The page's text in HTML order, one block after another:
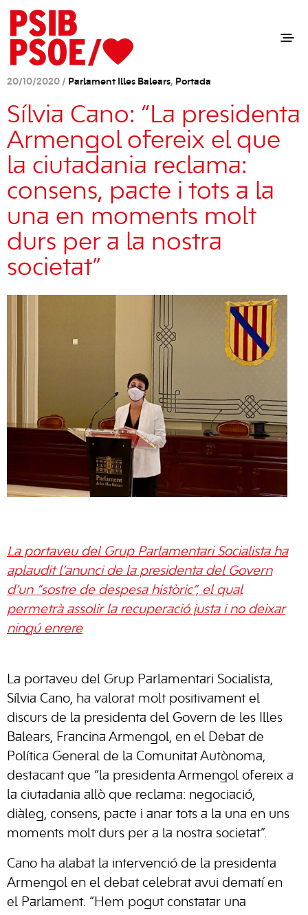
20/10/2020 / Parlament Illes Balears, Portada
Sílvia Cano: “La presidenta
Armengol ofereix el que
la ciutadania reclama:
consens, pacte i tots a la
una en moments molt
durs per a la nostra
societat”
La portaveu del Grup Parlamentari Socialista ha
aplaudit l’anunci de la presidenta del Govern
d’un “sostre de despesa històric”, el qual
permetrà assolir la recuperació justa i no deixar
ningú enrere
La portaveu del Grup Parlamentari Socialista,
Sílvia Cano, ha valorat molt positivament el
discurs de la presidenta del Govern de les Illes
Balears, Francina Armengol, en el Debat de
Política General de la Comunitat Autònoma,
destacant que “la presidenta Armengol ofereix a
la ciutadania allò que reclama: negociació,
diàleg, consens, pacte i anar tots a la una en uns
moments molt durs per a la nostra societat”.
Cano ha alabat la intervenció de la presidenta
Armengol en el debat celebrat avui dematí en
el Parlament. “Hem pogut constatar una